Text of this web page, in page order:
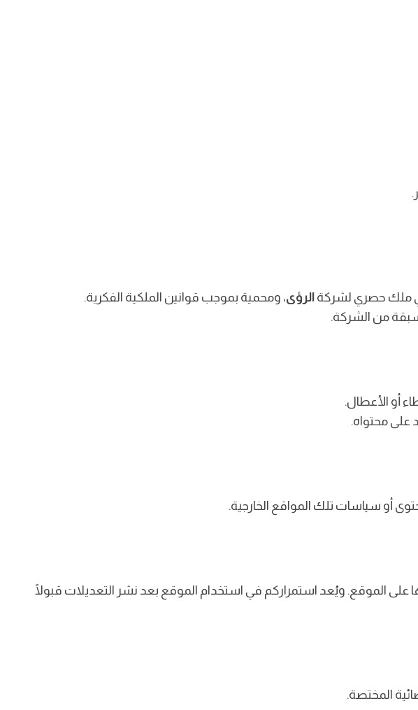
هي ملك حصري لشركة الرؤى، ومحمية بموجب قوانين الملكية الفكرية.
من الشركة.
أو الأعطال.
على محتواه.
أو سياسات تلك المواقع الخارجية.
الموقع. ويُعد استمراركم في استخدام الموقع بعد نشر التعديلات قبولًا
المختصة.